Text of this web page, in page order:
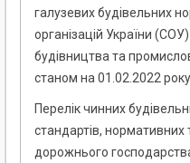
галузевих будівельних
організацій України
будівництва та
станом на 01.02.2022 року
Перелік чинних
стандартів, нормативних
дорожнього